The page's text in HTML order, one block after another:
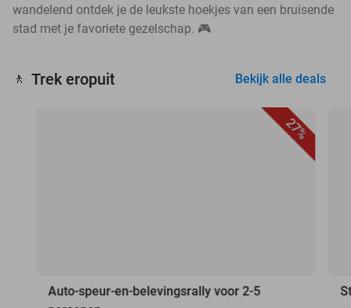
wandelend ontdek je de leukste hoekjes van een bruisende
stad met je favoriete gezelschap. 🎮
🚶 Trek eropuit Bekijk alle deals
27%
Auto-speur-en-belevingsrally voor 2-5